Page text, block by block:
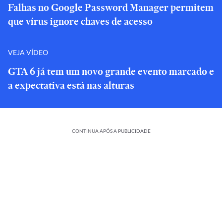
Falhas no Google Password Manager permitem
que vírus ignore chaves de acesso
VEJA VÍDEO
GTA 6 já tem um novo grande evento marcado e
a expectativa está nas alturas
CONTINUA APÓS A PUBLICIDADE